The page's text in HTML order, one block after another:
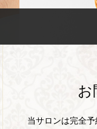
お
当サロンは完全予